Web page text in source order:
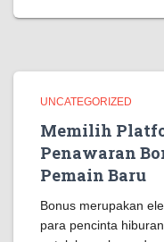
UNCATEGORIZED
Memilih
Penawaran
Pemain Baru
Bonus merupakan
para pencinta